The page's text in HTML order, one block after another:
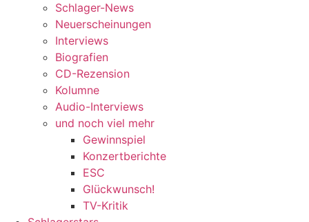
Schlager-News
Neuerscheinungen
Interviews
Biografien
CD-Rezension
Kolumne
Audio-Interviews
und noch viel mehr
Gewinnspiel
Konzertberichte
ESC
Glückwunsch!
TV-Kritik